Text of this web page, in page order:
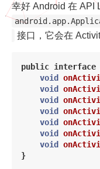
幸好 Android 在 API
接口，它会在
public interface
void
void
void
void
void
void
void
}